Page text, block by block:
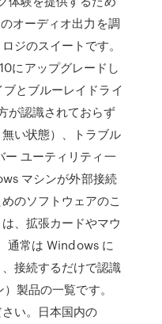
オーディオ出力を調
ジのスイートです。
にアップグレードし
とブルーレイドライ
が認識されておらず
い状態）、トラブル
ユーティリティ一
マシンが外部接続
のソフトウェアのこ
、拡張カードやマウ
通常は Windows に
接続するだけで認識
製品の一覧です。
い。日本国内の